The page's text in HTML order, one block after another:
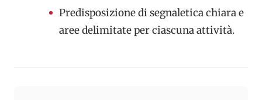
Predisposizione di segnaletica chiara e
aree delimitate per ciascuna attività.